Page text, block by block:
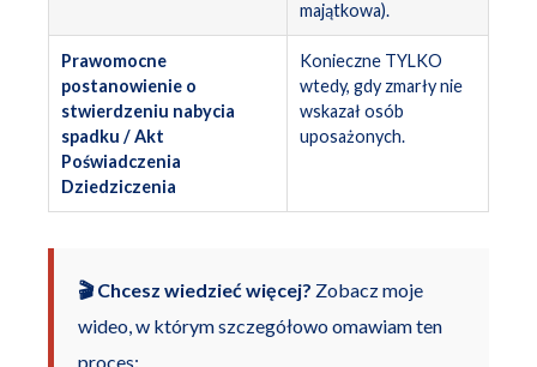
majątkowa).
Prawomocne
postanowienie o
stwierdzeniu nabycia
spadku / Akt
Poświadczenia
Dziedziczenia
Konieczne TYLKO
wtedy, gdy zmarły nie
wskazał osób
uposażonych.
🎬 Chcesz wiedzieć więcej? Zobacz moje
wideo, w którym szczegółowo omawiam ten
proces: